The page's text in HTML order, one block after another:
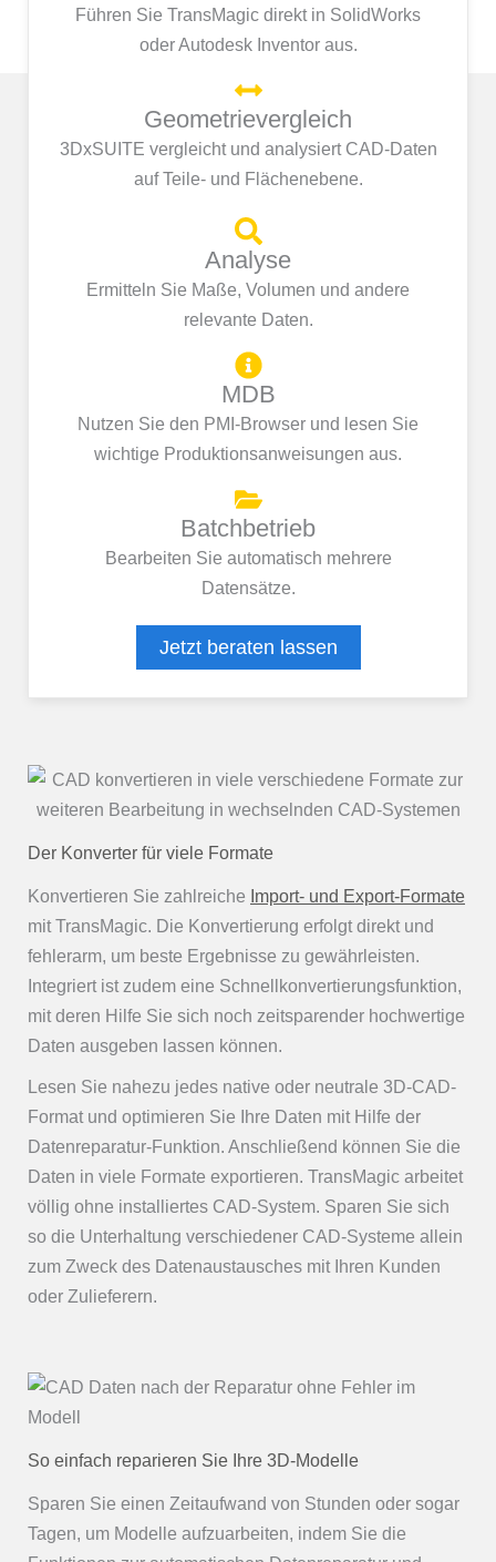
Führen Sie TransMagic direkt in SolidWorks
oder Autodesk Inventor aus.
Geometrievergleich
3DxSUITE vergleicht und analysiert CAD-Daten
auf Teile- und Flächenebene.
Analyse
Ermitteln Sie Maße, Volumen und andere
relevante Daten.
MDB
Nutzen Sie den PMI-Browser und lesen Sie
wichtige Produktionsanweisungen aus.
Batchbetrieb
Bearbeiten Sie automatisch mehrere
Datensätze.
Jetzt beraten lassen
Der Konverter für viele Formate
Konvertieren Sie zahlreiche Import- und Export-Formate
mit TransMagic. Die Konvertierung erfolgt direkt und
fehlerarm, um beste Ergebnisse zu gewährleisten.
Integriert ist zudem eine Schnellkonvertierungsfunktion,
mit deren Hilfe Sie sich noch zeitsparender hochwertige
Daten ausgeben lassen können.
Lesen Sie nahezu jedes native oder neutrale 3D-CAD-
Format und optimieren Sie Ihre Daten mit Hilfe der
Datenreparatur-Funktion. Anschließend können Sie die
Daten in viele Formate exportieren. TransMagic arbeitet
völlig ohne installiertes CAD-System. Sparen Sie sich
so die Unterhaltung verschiedener CAD-Systeme allein
zum Zweck des Datenaustausches mit Ihren Kunden
oder Zulieferern.
So einfach reparieren Sie Ihre 3D-Modelle
Sparen Sie einen Zeitaufwand von Stunden oder sogar
Tagen, um Modelle aufzuarbeiten, indem Sie die